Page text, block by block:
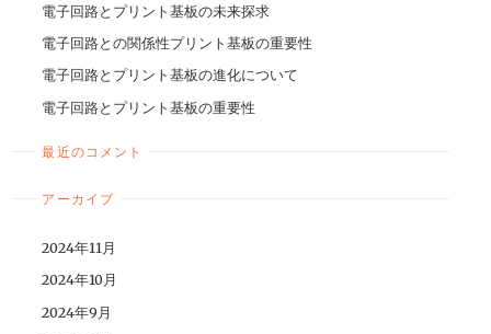
電子回路とプリント基板の未来探求
電子回路との関係性プリント基板の重要性
電子回路とプリント基板の進化について
電子回路とプリント基板の重要性
最近のコメント
アーカイブ
2024年11月
2024年10月
2024年9月